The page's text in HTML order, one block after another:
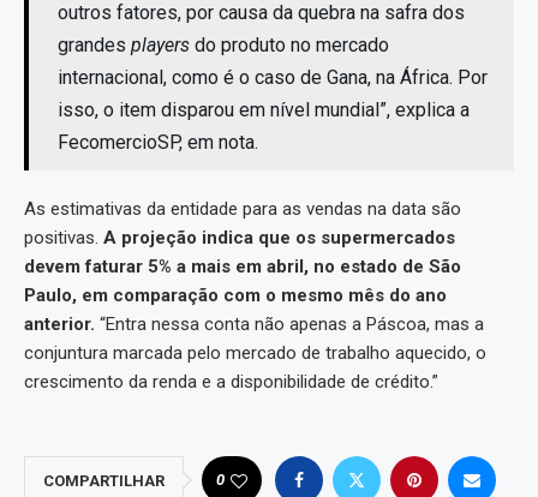
outros fatores, por causa da quebra na safra dos
grandes players do produto no mercado
internacional, como é o caso de Gana, na África. Por
isso, o item disparou em nível mundial”, explica a
FecomercioSP, em nota.
As estimativas da entidade para as vendas na data são
positivas. A projeção indica que os supermercados
devem faturar 5% a mais em abril, no estado de São
Paulo, em comparação com o mesmo mês do ano
anterior. “Entra nessa conta não apenas a Páscoa, mas a
conjuntura marcada pelo mercado de trabalho aquecido, o
crescimento da renda e a disponibilidade de crédito.”
COMPARTILHAR 0